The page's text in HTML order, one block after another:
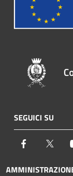
SEGUICI SU
Facebook